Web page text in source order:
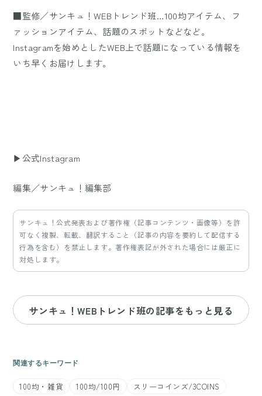
■監修／サンキュ！WEBトレンド班…100均アイテム、フ
ァッションアイテム、話題のスポットなどなど。
Instagramを始めとしたWEB上で話題になっている情報を
いち早くお届けします。
▶公式Instagram
編集／サンキュ！編集部
サンキュ！公式発表および著作権（記事コンテンツ・画像等）を許
可なく複製、転載、翻訳すること（記事の内容を要約して配信する
行為を含む）を禁止します。著作権表記が外された場合には厳正に
対処します。
サンキュ！WEBトレンド班の記事をもっと見る
関連するキーワード
100均・雑貨 100均/100円 スリーコインズ/3COINS